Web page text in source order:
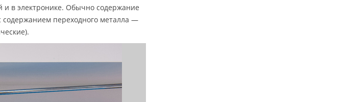
и в электронике. Обычно содержание
содержанием переходного металла —